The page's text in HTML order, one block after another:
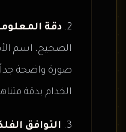
دقة
الصحيح، اسم
صورة واضحة
الخدام بدقة
التوافق